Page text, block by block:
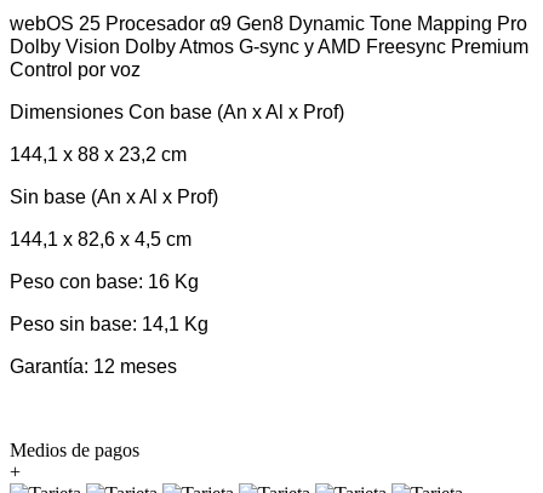
webOS 25 Procesador α9 Gen8 Dynamic Tone Mapping Pro
Dolby Vision Dolby Atmos G-sync y AMD Freesync Premium
Control por voz
Dimensiones Con base (An x Al x Prof)
144,1 x 88 x 23,2 cm
Sin base (An x Al x Prof)
144,1 x 82,6 x 4,5 cm
Peso con base: 16 Kg
Peso sin base: 14,1 Kg
Garantía: 12 meses
Medios de pagos
+